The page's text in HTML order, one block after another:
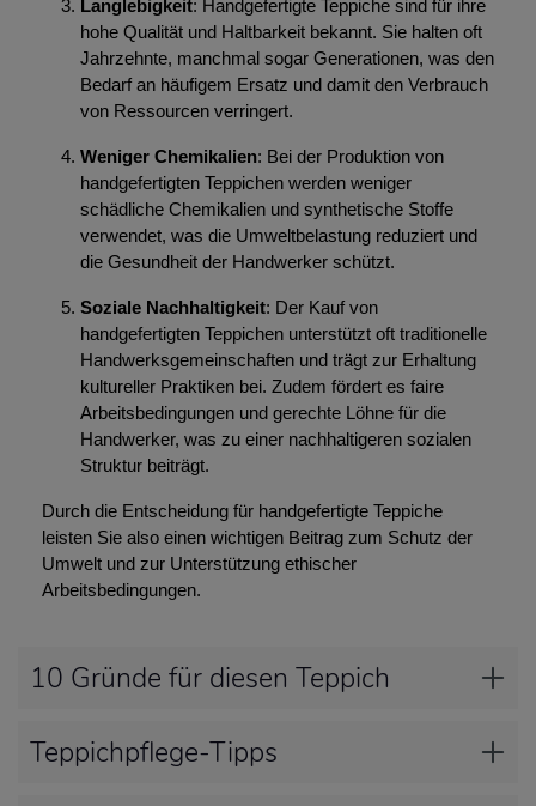
Langlebigkeit: Handgefertigte Teppiche sind für ihre
hohe Qualität und Haltbarkeit bekannt. Sie halten oft
Jahrzehnte, manchmal sogar Generationen, was den
Bedarf an häufigem Ersatz und damit den Verbrauch
von Ressourcen verringert.
Weniger Chemikalien: Bei der Produktion von
handgefertigten Teppichen werden weniger
schädliche Chemikalien und synthetische Stoffe
verwendet, was die Umweltbelastung reduziert und
die Gesundheit der Handwerker schützt.
Soziale Nachhaltigkeit: Der Kauf von
handgefertigten Teppichen unterstützt oft traditionelle
Handwerksgemeinschaften und trägt zur Erhaltung
kultureller Praktiken bei. Zudem fördert es faire
Arbeitsbedingungen und gerechte Löhne für die
Handwerker, was zu einer nachhaltigeren sozialen
Struktur beiträgt.
Durch die Entscheidung für handgefertigte Teppiche
leisten Sie also einen wichtigen Beitrag zum Schutz der
Umwelt und zur Unterstützung ethischer
Arbeitsbedingungen.
10 Gründe für diesen Teppich
Teppichpflege-Tipps